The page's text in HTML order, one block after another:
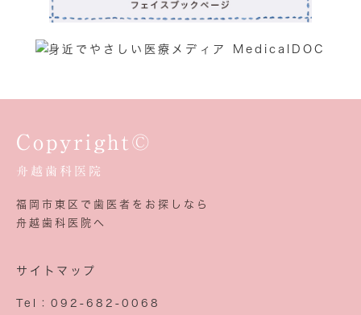
Copyright©
舟越歯科医院
福岡市東区で歯医者をお探しなら
舟越歯科医院へ
サイトマップ
Tel：092-682-0068